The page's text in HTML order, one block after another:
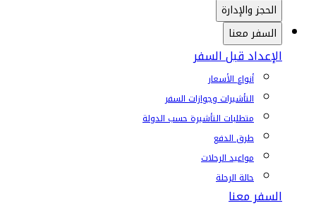
الحجز والإدارة
السفر معنا
الإعداد قبل السفر
أنواع الأسعار
التأشيرات وجوازات السفر
متطلبات التأشيرة حسب الدولة
طرق الدفع
مواعيد الرحلات
حالة الرحلة
السفر معنا